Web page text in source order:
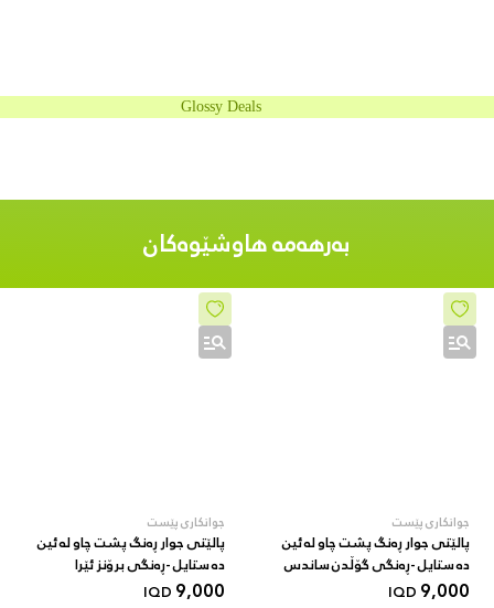
Glossy Deals
بەرهەمە هاوشێوەکان
جوانکاری پێست
پالێتی جوار ڕەنگ پشت چاو لە ئین
دە ستایل -ڕەنگی گۆڵدن ساندس
9,000
IQD
جوانکاری پێست
پالێتی جوار ڕەنگ پشت چاو لە ئین
دە ستایل -ڕەنگی برۆنز ئێرا
9,000
IQD